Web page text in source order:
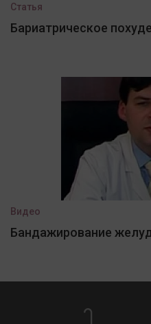
Статья
Бариатрическое
Видео
Бандажирование